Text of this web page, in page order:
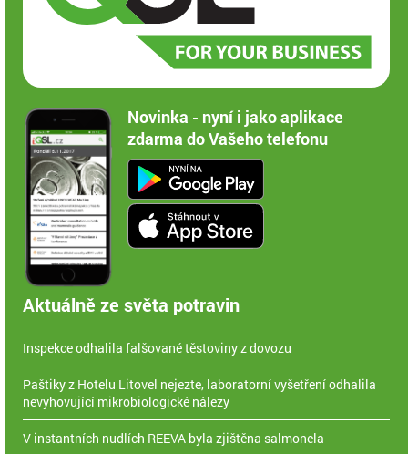
Novinka - nyní i jako aplikace
zdarma do Vašeho telefonu
Aktuálně ze světa potravin
Inspekce odhalila falšované těstoviny z dovozu
Paštiky z Hotelu Litovel nejezte, laboratorní vyšetření odhalila
nevyhovující mikrobiologické nálezy
V instantních nudlích REEVA byla zjištěna salmonela